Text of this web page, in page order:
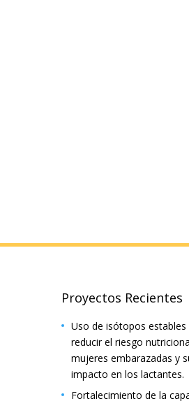
Proyectos Recientes
Uso de isótopos estables
reducir el riesgo
mujeres embarazadas y
impacto en los lactantes.
Fortalecimiento de la